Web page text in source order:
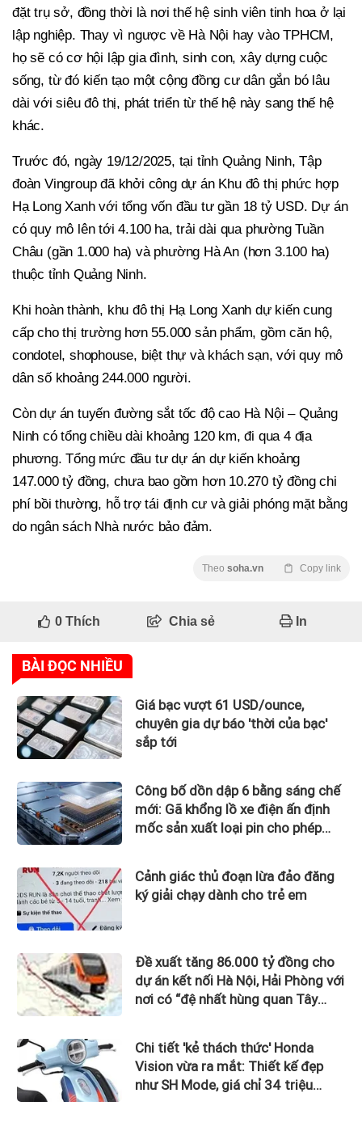
đặt trụ sở, đồng thời là nơi thế hệ sinh viên tinh hoa ở lại
lập nghiệp. Thay vì ngược về Hà Nội hay vào TPHCM,
họ sẽ có cơ hội lập gia đình, sinh con, xây dựng cuộc
sống, từ đó kiến tạo một cộng đồng cư dân gắn bó lâu
dài với siêu đô thị, phát triển từ thế hệ này sang thế hệ
khác.
Trước đó, ngày 19/12/2025, tại tỉnh Quảng Ninh, Tập
đoàn Vingroup đã khởi công dự án Khu đô thị phức hợp
Hạ Long Xanh với tổng vốn đầu tư gần 18 tỷ USD. Dự án
có quy mô lên tới 4.100 ha, trải dài qua phường Tuần
Châu (gần 1.000 ha) và phường Hà An (hơn 3.100 ha)
thuộc tỉnh Quảng Ninh.
Khi hoàn thành, khu đô thị Hạ Long Xanh dự kiến cung
cấp cho thị trường hơn 55.000 sản phẩm, gồm căn hộ,
condotel, shophouse, biệt thự và khách sạn, với quy mô
dân số khoảng 244.000 người.
Còn dự án tuyến đường sắt tốc độ cao Hà Nội – Quảng
Ninh có tổng chiều dài khoảng 120 km, đi qua 4 địa
phương. Tổng mức đầu tư dự án dự kiến khoảng
147.000 tỷ đồng, chưa bao gồm hơn 10.270 tỷ đồng chi
phí bồi thường, hỗ trợ tái định cư và giải phóng mặt bằng
do ngân sách Nhà nước bảo đảm.
Theo soha.vn Copy link
0Thích Chia sẻ In
BÀI ĐỌC NHIỀU
Giá bạc vượt 61 USD/ounce,
chuyên gia dự báo 'thời của bạc'
sắp tới
Công bố dồn dập 6 bằng sáng chế
mới: Gã khổng lồ xe điện ấn định
mốc sản xuất loại pin cho phép
Cảnh giác thủ đoạn lừa đảo đăng
ký giải chạy dành cho trẻ em
Đề xuất tăng 86.000 tỷ đồng cho
dự án kết nối Hà Nội, Hải Phòng với
nơi có “đệ nhất hùng quan Tây
Chi tiết 'kẻ thách thức' Honda
Vision vừa ra mắt: Thiết kế đẹp
như SH Mode, giá chỉ 34 triệu